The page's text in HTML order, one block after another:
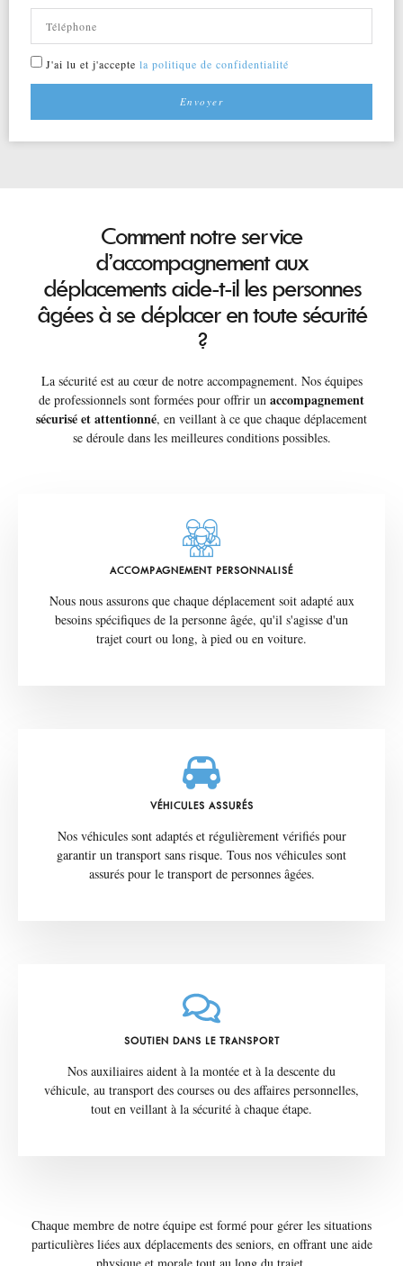
J'ai lu et j'accepte la politique de confidentialité
Envoyer
Comment notre service
d’accompagnement aux
déplacements aide-t-il les personnes
âgées à se déplacer en toute sécurité
?
La sécurité est au cœur de notre accompagnement. Nos équipes
de professionnels sont formées pour offrir un accompagnement
sécurisé et attentionné, en veillant à ce que chaque déplacement
se déroule dans les meilleures conditions possibles.
ACCOMPAGNEMENT PERSONNALISÉ
Nous nous assurons que chaque déplacement soit adapté aux
besoins spécifiques de la personne âgée, qu'il s'agisse d'un
trajet court ou long, à pied ou en voiture.
VÉHICULES ASSURÉS
Nos véhicules sont adaptés et régulièrement vérifiés pour
garantir un transport sans risque. Tous nos véhicules sont
assurés pour le transport de personnes âgées.
SOUTIEN DANS LE TRANSPORT
Nos auxiliaires aident à la montée et à la descente du
véhicule, au transport des courses ou des affaires personnelles,
tout en veillant à la sécurité à chaque étape.
Chaque membre de notre équipe est formé pour gérer les situations
particulières liées aux déplacements des seniors, en offrant une aide